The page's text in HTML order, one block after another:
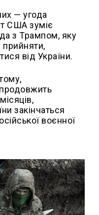
— угода
США зуміє
з Трампом, яку
від України.
закінчаться
воєнної